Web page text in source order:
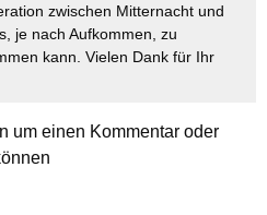
zwischen Mitternacht und
je nach Aufkommen, zu
kann. Vielen Dank für Ihr
um einen Kommentar oder